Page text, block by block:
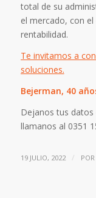
total de su
el mercado, con
rentabilidad.
Te invitamos a
soluciones.
Bejerman, 40
Dejanos tus datos
llamanos al 0351
19 JULIO, 2022 / POR